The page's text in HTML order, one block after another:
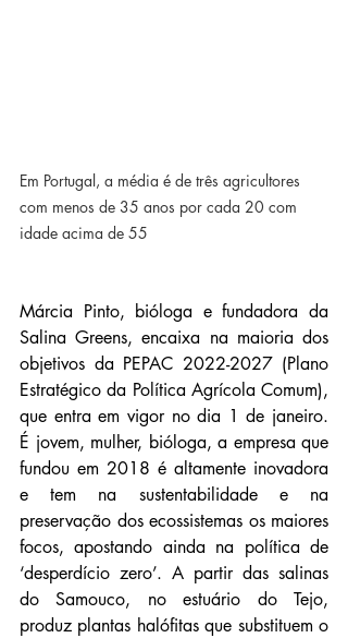
Em Portugal, a média é de três agricultores
com menos de 35 anos por cada 20 com
idade acima de 55
Márcia Pinto, bió­loga e fundadora da
Salina Greens, encaixa na maioria dos
objetivos da PEPAC 2022-2027 (Plano
Estratégico da Política Agrícola Comum),
que entra em vigor no dia 1 de janeiro.
É jovem, mulher, bióloga, a empresa que
fundou em 2018 é altamente inovadora
e tem na sustentabilidade e na
preservação dos ecossistemas os maiores
focos, apostando ainda na política de
‘desperdício zero’. A partir das salinas
do Samouco, no estuário do Tejo,
produz plantas halófitas que substituem o